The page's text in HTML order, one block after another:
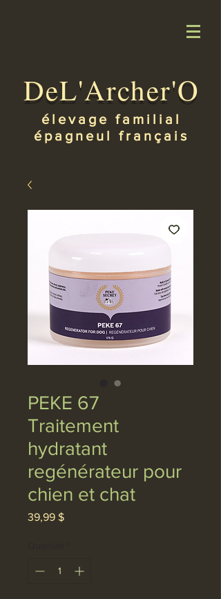
DeL'Archer'O
élevage familial
épagneul français
PEKE 67
Traitement
hydratant
regénérateur pour
chien et chat
39,99 $Prix